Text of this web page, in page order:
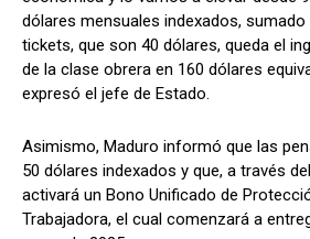
dólares mensuales indexados,
tickets, que son 40 dólares, queda el
de la clase obrera en 160 dólares
expresó el jefe de Estado.
Asimismo, Maduro informó que las
50 dólares indexados y que, a través
activará un Bono Unificado de
Trabajadora, el cual comenzará a